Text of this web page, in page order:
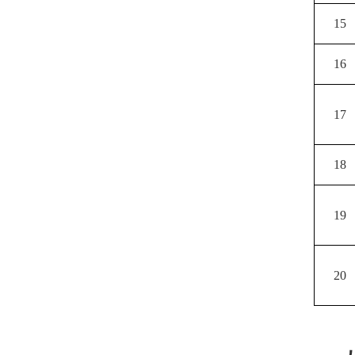
15
16
17
18
19
20